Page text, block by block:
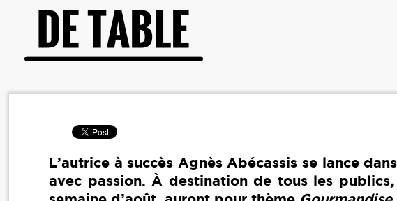
L’autrice à succès Agnès Abécassis se lance
avec passion. À destination de tous les